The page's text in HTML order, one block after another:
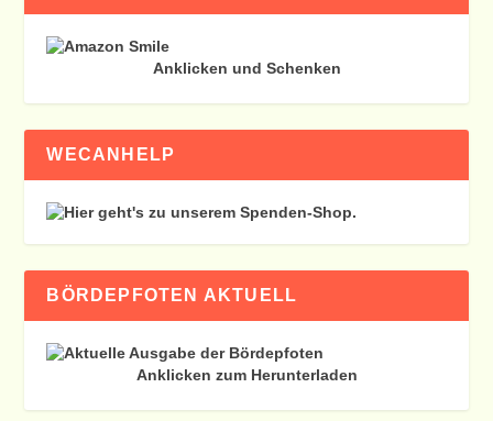
Anklicken und Schenken
WECANHELP
BÖRDEPFOTEN AKTUELL
Anklicken zum Herunterladen